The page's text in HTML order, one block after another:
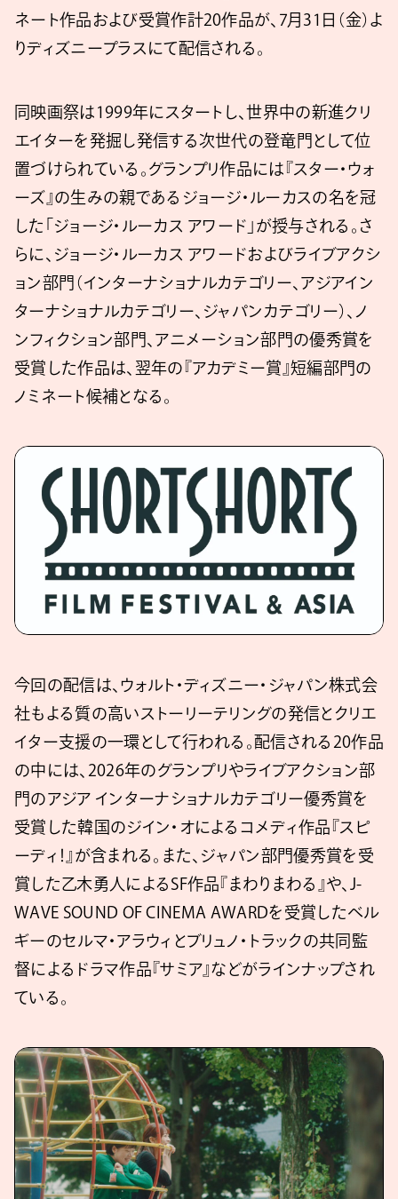
ネート作品および受賞作計20作品が、7月31日（金）よ
りディズニープラスにて配信される。
同映画祭は1999年にスタートし、世界中の新進クリ
エイターを発掘し発信する次世代の登竜門として位
置づけられている。グランプリ作品には『スター・ウォ
ーズ』の生みの親であるジョージ・ルーカスの名を冠
した「ジョージ・ルーカス アワード」が授与される。さ
らに、ジョージ・ルーカス アワードおよびライブアクシ
ョン部門（インターナショナルカテゴリー、アジアイン
ターナショナルカテゴリー、ジャパンカテゴリー）、ノ
ンフィクション部門、アニメーション部門の優秀賞を
受賞した作品は、翌年の『アカデミー賞』短編部門の
ノミネート候補となる。
今回の配信は、ウォルト・ディズニー・ジャパン株式会
社もよる質の高いストーリーテリングの発信とクリエ
イター支援の一環として行われる。配信される20作品
の中には、2026年のグランプリやライブアクション部
門のアジア インターナショナルカテゴリー優秀賞を
受賞した韓国のジイン・オによるコメディ作品『スピ
ーディ！』が含まれる。また、ジャパン部門優秀賞を受
賞した乙木勇人によるSF作品『まわりまわる』や、J-
WAVE SOUND OF CINEMA AWARDを受賞したベル
ギーのセルマ・アラウィとブリュノ・トラックの共同監
督によるドラマ作品『サミア』などがラインナップされ
ている。